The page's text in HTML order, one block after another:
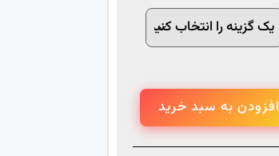
افزودن به سبد خرید